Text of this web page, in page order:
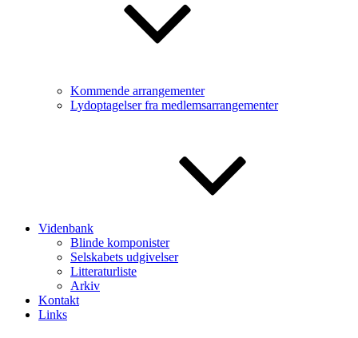
Kommende arrangementer
Lydoptagelser fra medlemsarrangementer
Videnbank
Blinde komponister
Selskabets udgivelser
Litteraturliste
Arkiv
Kontakt
Links